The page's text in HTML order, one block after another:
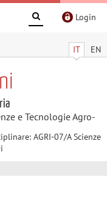
Login
IT EN
e Tecnologie Agro-
AGRI-07/A Scienze